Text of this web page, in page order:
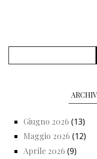
Giugno 2026 (13)
Maggio 2026 (12)
Aprile 2026 (9)